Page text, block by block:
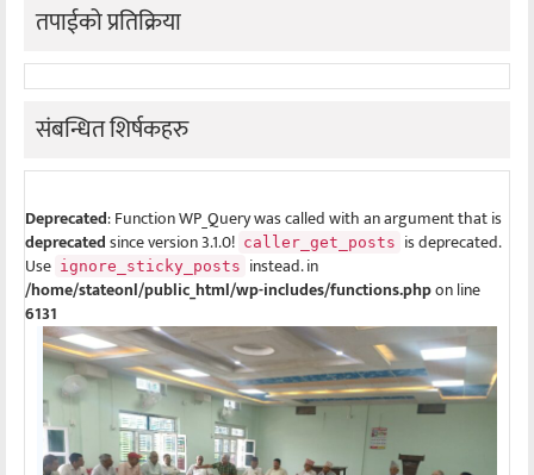
तपाईको प्रतिक्रिया
संबन्धित शिर्षकहरु
Deprecated: Function WP_Query was called with an argument that is
deprecatedsince version 3.1.0! caller_get_posts is deprecated.
Use ignore_sticky_posts instead. in
/home/stateonl/public_html/wp-includes/functions.phpon line
6131